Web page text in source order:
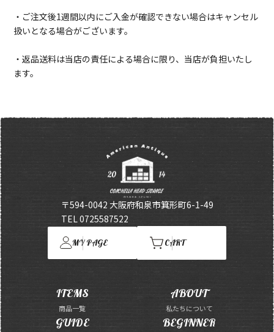
・ご注文後1週間以内にご入金が確認できない場合はキャンセル
扱いとなる場合がございます。
・返品送料は当店の責任による場合に限り、当店が負担いたし
ます。
〒594-0042 大阪府和泉市箕形町6-1-49
TEL 0725587522
MY PAGE CART
ITEMS
商品一覧
ABOUT
私たちについて
GUIDE BEGINNER